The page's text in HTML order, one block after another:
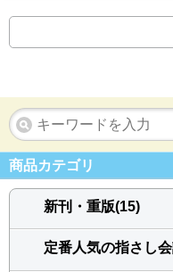
商品カテゴリ
新刊・重版(15)
定番人気の指さし